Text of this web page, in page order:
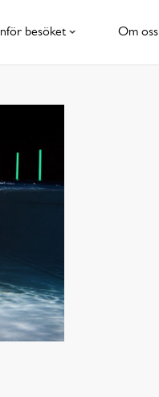
Inför besöket Om oss